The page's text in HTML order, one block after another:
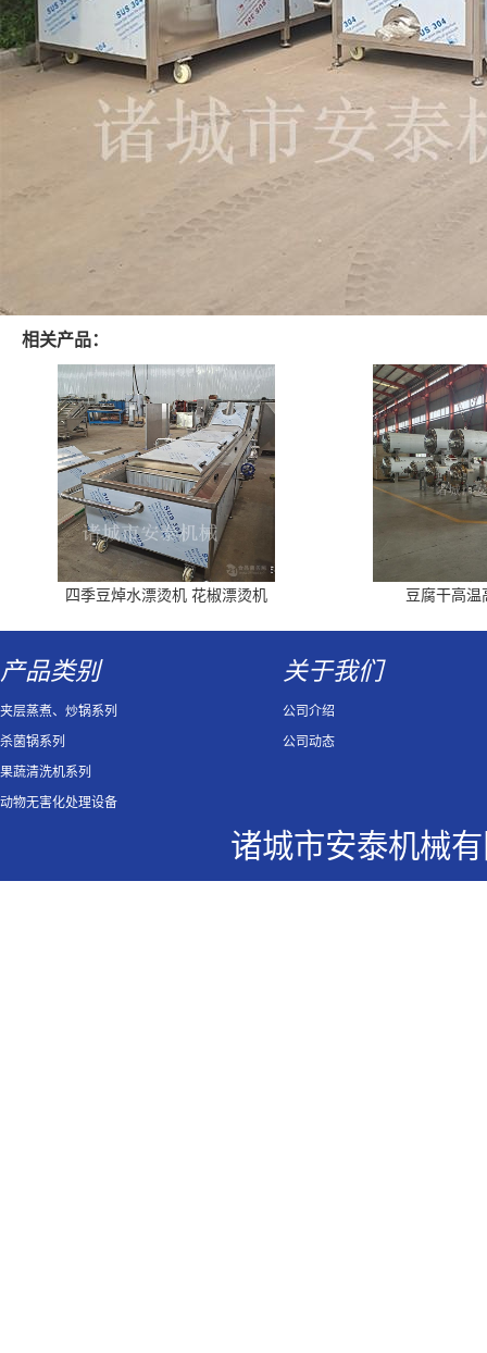
相关产品：
四季豆焯水漂烫机 花椒漂烫机 豆腐干高温
产品类别
夹层蒸煮、炒锅系列
杀菌锅系列
果蔬清洗机系列
动物无害化处理设备
关于我们
公司介绍
公司动态
诸城市安泰机械